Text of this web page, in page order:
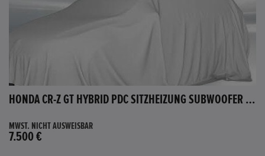
HONDA CR-Z GT HYBRID PDC SITZHEIZUNG SUBWOOFER BLUETOOTH
MWST. NICHT AUSWEISBAR
7.500 €